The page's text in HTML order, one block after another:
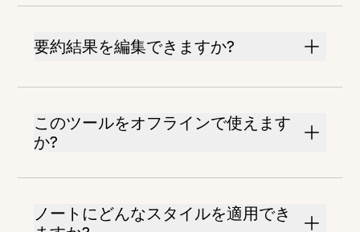
要約結果を編集できますか?
このツールをオフラインで使えます
か?
ノートにどんなスタイルを適用でき